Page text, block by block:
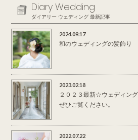
Diary Wedding
ダイアリー ウェディング 最新記事
2024.09.17
和のウェディングの髪飾り
2023.02.18
２０２３最新☆ウェディン
ぜひご覧ください。
2022.07.22